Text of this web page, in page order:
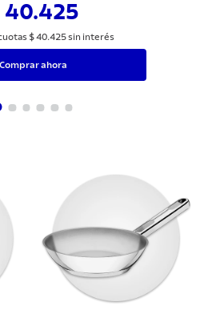
40.425
$ 40.425sin interés
Comprar ahora